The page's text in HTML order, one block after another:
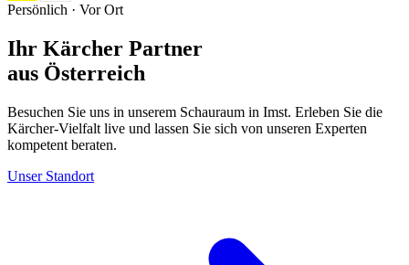
Persönlich · Vor Ort
Ihr Kärcher Partner
aus Österreich
Besuchen Sie uns in unserem Schauraum in Imst. Erleben Sie die
Kärcher-Vielfalt live und lassen Sie sich von unseren Experten
kompetent beraten.
Unser Standort